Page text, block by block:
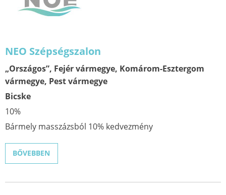
NEO Szépségszalon
„Országos”, Fejér vármegye, Komárom-Esztergom
vármegye, Pest vármegye
Bicske
10%
Bármely masszázsból 10% kedvezmény
BŐVEBBEN